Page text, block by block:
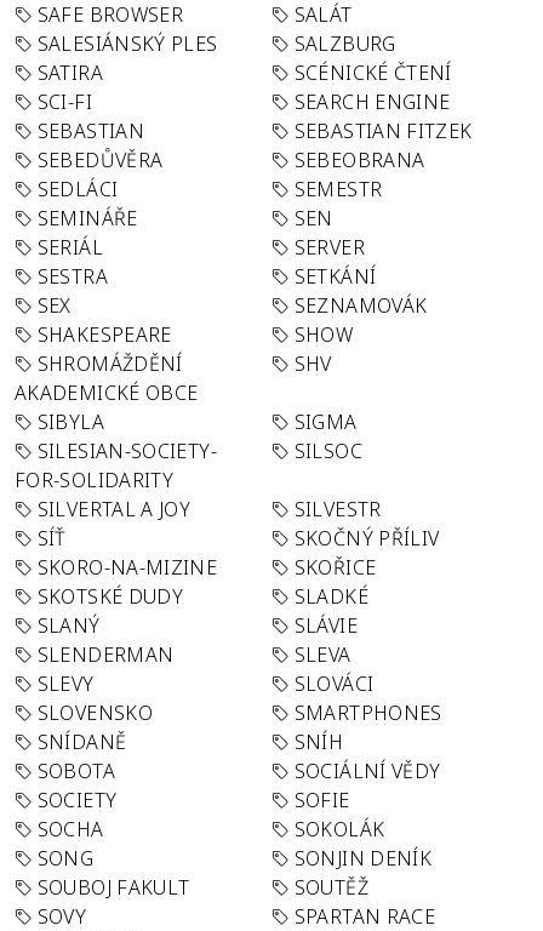
SAFE BROWSER
SALÁT
SALESIÁNSKÝ PLES
SALZBURG
SATIRA
SCÉNICKÉ ČTENÍ
SCI-FI
SEARCH ENGINE
SEBASTIAN
SEBASTIAN FITZEK
SEBEDŮVĚRA
SEBEOBRANA
SEDLÁCI
SEMESTR
SEMINÁŘE
SEN
SERIÁL
SERVER
SESTRA
SETKÁNÍ
SEX
SEZNAMOVÁK
SHAKESPEARE
SHOW
SHROMÁŽDĚNÍ
AKADEMICKÉ OBCE
SHV
SIBYLA
SIGMA
SILESIAN-SOCIETY-
FOR-SOLIDARITY
SILSOC
SILVERTAL A JOY
SILVESTR
SÍŤ
SKOČNÝ PŘÍLIV
SKORO-NA-MIZINE
SKOŘICE
SKOTSKÉ DUDY
SLADKÉ
SLANÝ
SLÁVIE
SLENDERMAN
SLEVA
SLEVY
SLOVÁCI
SLOVENSKO
SMARTPHONES
SNÍDANĚ
SNÍH
SOBOTA
SOCIÁLNÍ VĚDY
SOCIETY
SOFIE
SOCHA
SOKOLÁK
SONG
SONJIN DENÍK
SOUBOJ FAKULT
SOUTĚŽ
SOVY
SPARTAN RACE